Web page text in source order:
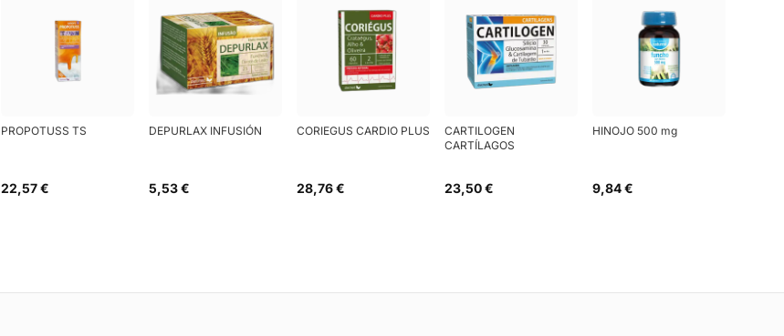
PROPOTUSS TS
22,57 €
DEPURLAX INFUSIÓN
5,53 €
CORIEGUS CARDIO PLUS
28,76 €
CARTILOGEN
CARTÍLAGOS
23,50 €
HINOJO 500 mg
9,84 €